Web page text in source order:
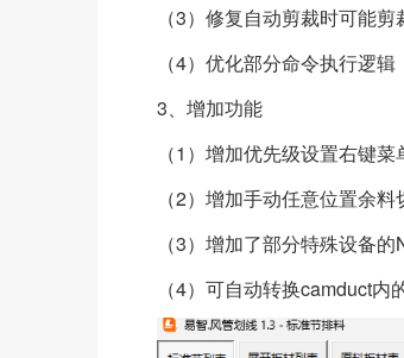
（3） 修复自动剪裁时可能
（4）优化部分命令执行逻
3、增加功能
（1）增加优先级设置右键菜
（2）增加手动任意位置余
（3）增加了部分特殊设备
（4）可自动转换camduct内